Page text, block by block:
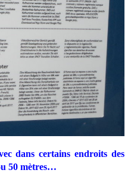
dans certains endroits des
50 mètres…